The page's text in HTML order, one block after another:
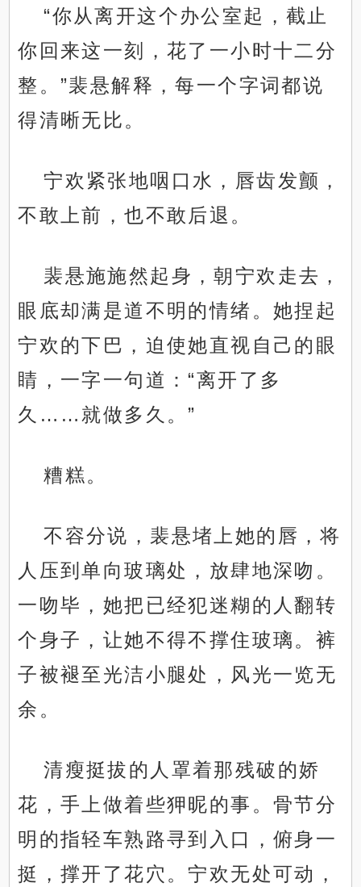
“你从离开这个办公室起，截止
你回来这一刻，花了一小时十二分
整。”裴悬解释，每一个字词都说
得清晰无比。
宁欢紧张地咽口水，唇齿发颤，
不敢上前，也不敢后退。
裴悬施施然起身，朝宁欢走去，
眼底却满是道不明的情绪。她捏起
宁欢的下巴，迫使她直视自己的眼
睛，一字一句道：“离开了多
久……就做多久。”
糟糕。
不容分说，裴悬堵上她的唇，将
人压到单向玻璃处，放肆地深吻。
一吻毕，她把已经犯迷糊的人翻转
个身子，让她不得不撑住玻璃。裤
子被褪至光洁小腿处，风光一览无
余。
清瘦挺拔的人罩着那残破的娇
花，手上做着些狎昵的事。骨节分
明的指轻车熟路寻到入口，俯身一
挺，撑开了花穴。宁欢无处可动，